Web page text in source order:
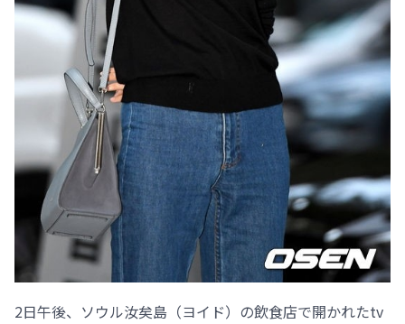
2日午後、ソウル汝矣島（ヨイド）の飲食店で開かれたtv